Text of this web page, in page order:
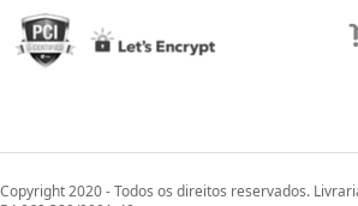
Copyright 2020 - Todos os direitos reservados.